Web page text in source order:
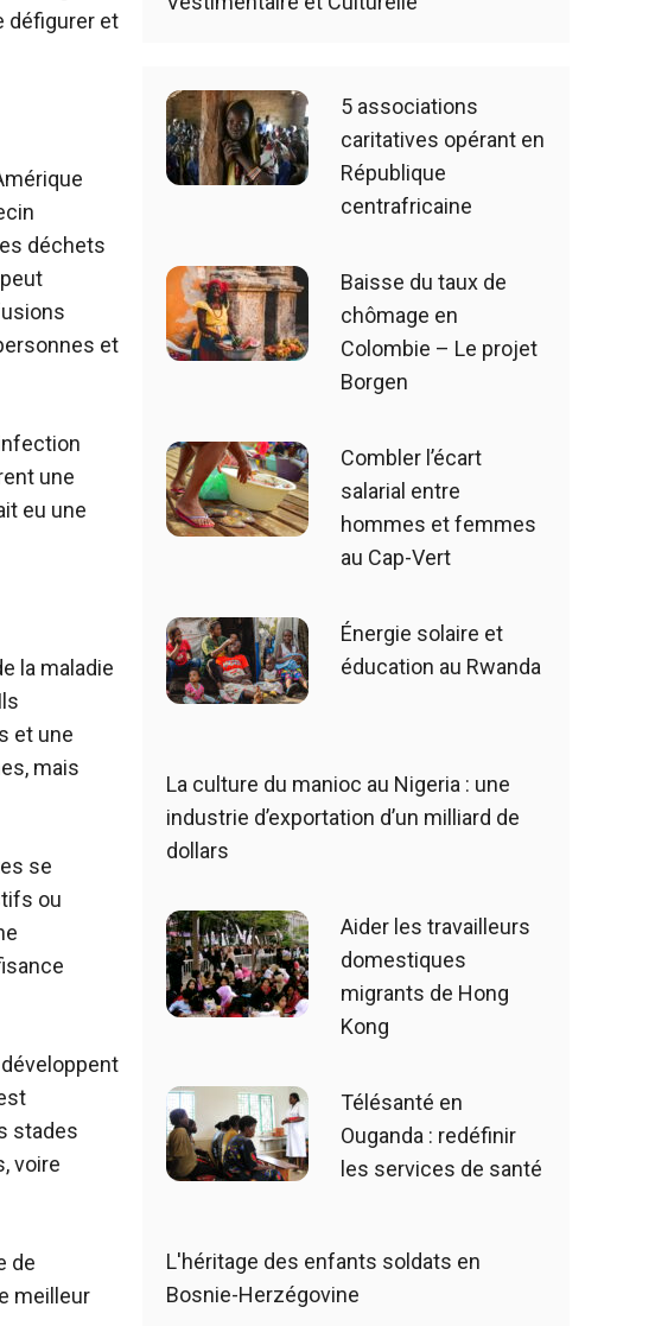
défigurer et
déchets
et
une
eu une
la maladie
et une
mais
se
ou
stades
voire
de
meilleur
5 associations
caritatives opérant en
République
centrafricaine
Baisse du taux de
chômage en
Colombie – Le projet
Borgen
Combler l’écart
salarial entre
hommes et femmes
au Cap-Vert
Énergie solaire et
éducation au Rwanda
La culture du manioc au Nigeria : une
industrie d’exportation d’un milliard de
dollars
Aider les travailleurs
domestiques
migrants de Hong
Kong
Télésanté en
Ouganda : redéfinir
les services de santé
L'héritage des enfants soldats en
Bosnie-Herzégovine